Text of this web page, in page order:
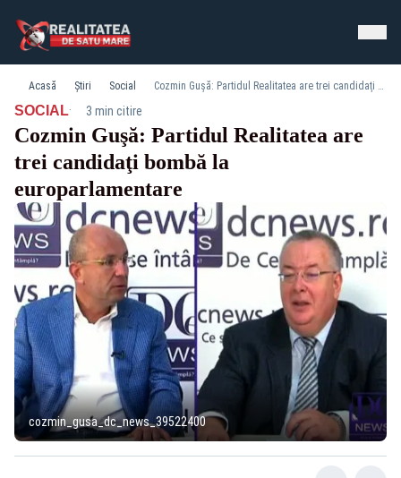
Acasă Știri Social Cozmin Guşă: Partidul Realitatea are trei candidaţi bombă la europarlamentare
SOCIAL· 3 min citire
Cozmin Guşă: Partidul Realitatea are
trei candidaţi bombă la
europarlamentare
cozmin_gusa_dc_news_39522400